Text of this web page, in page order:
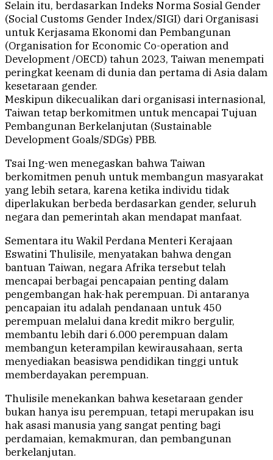
Selain itu, berdasarkan Indeks Norma Sosial Gender
(Social Customs Gender Index/SIGI) dari Organisasi
untuk Kerjasama Ekonomi dan Pembangunan
(Organisation for Economic Co-operation and
Development /OECD) tahun 2023, Taiwan menempati
peringkat keenam di dunia dan pertama di Asia dalam
kesetaraan gender.
Meskipun dikecualikan dari organisasi internasional,
Taiwan tetap berkomitmen untuk mencapai Tujuan
Pembangunan Berkelanjutan (Sustainable
Development Goals/SDGs) PBB.
Tsai Ing-wen menegaskan bahwa Taiwan
berkomitmen penuh untuk membangun masyarakat
yang lebih setara, karena ketika individu tidak
diperlakukan berbeda berdasarkan gender, seluruh
negara dan pemerintah akan mendapat manfaat.
Sementara itu Wakil Perdana Menteri Kerajaan
Eswatini Thulisile, menyatakan bahwa dengan
bantuan Taiwan, negara Afrika tersebut telah
mencapai berbagai pencapaian penting dalam
pengembangan hak-hak perempuan. Di antaranya
pencapaian itu adalah pendanaan untuk 450
perempuan melalui dana kredit mikro bergulir,
membantu lebih dari 6.000 perempuan dalam
membangun keterampilan kewirausahaan, serta
menyediakan beasiswa pendidikan tinggi untuk
memberdayakan perempuan.
Thulisile menekankan bahwa kesetaraan gender
bukan hanya isu perempuan, tetapi merupakan isu
hak asasi manusia yang sangat penting bagi
perdamaian, kemakmuran, dan pembangunan
berkelanjutan.